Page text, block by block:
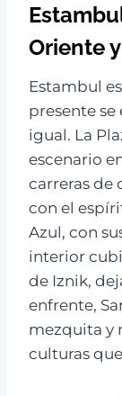
Oriente
Estambul
presente
igual. La
escenario
carreras de
con el
Azul, con
interior
de Iznik,
enfrente,
mezquita y
culturas